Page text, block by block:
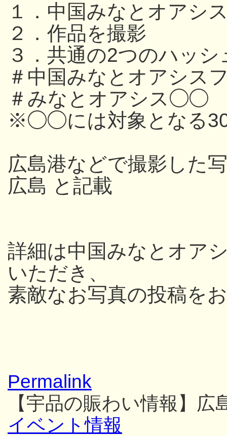
１．中国みなとオアシ
２．作品を撮影
３．共通の2つのハッ
＃中国みなとオアシス
＃みなとオアシス◯◯
※◯◯には対象となる30
広島港などで撮影した
広島 と記載
詳細は中国みなとオア
いただき、
素敵なお写真の投稿を
Permalink
【宇品の賑わい情報】広
イベント情報